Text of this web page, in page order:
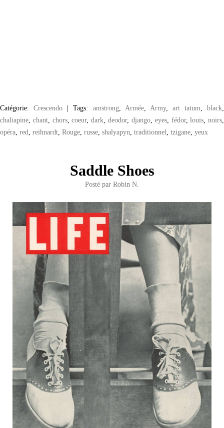
Catégorie:Crescendo |Tags: amstrong, Armée, Army, art tatum ,black
chaliapine chant, chors,coeur,dark ,deodor, django, eyes, fédor,louis ,noirs
opéra red reihnardt Rouge russe shalyapyn traditionnel tzigane yeux
Saddle Shoes
Posté par Robin N.